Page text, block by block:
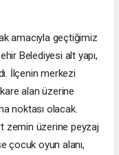
amacıyla geçtiğimiz
Belediyesi alt yapı,
İlçenin merkezi
alan üzerine
noktası olacak.
zemin üzerine peyzaj
çocuk oyun alanı,